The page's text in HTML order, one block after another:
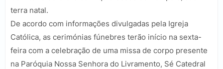
terra natal.
De acordo com informações divulgadas pela Igreja
Católica, as cerimónias fúnebres terão início na sexta-
feira com a celebração de uma missa de corpo presente
na Paróquia Nossa Senhora do Livramento, Sé Catedral